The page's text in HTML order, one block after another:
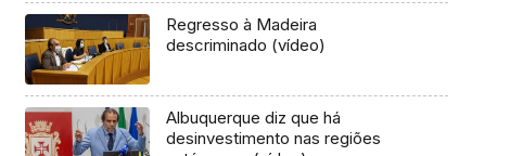
Regresso à Madeira
descriminado (vídeo)
Albuquerque diz que há
desinvestimento nas regiões